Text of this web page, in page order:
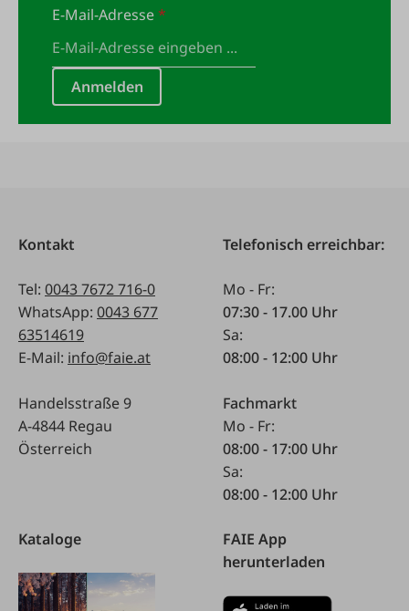
E-Mail-Adresse*
Anmelden
Kontakt
Tel: 0043 7672 716-0
WhatsApp: 0043 677
63514619
E-Mail: info@faie.at
Handelsstraße 9
A-4844 Regau
Österreich
Telefonisch erreichbar:
Mo - Fr:
07:30 - 17.00 Uhr
Sa:
08:00 - 12:00 Uhr
Fachmarkt
Mo - Fr:
08:00 - 17:00 Uhr
Sa:
08:00 - 12:00 Uhr
Kataloge
FAIE App
herunterladen